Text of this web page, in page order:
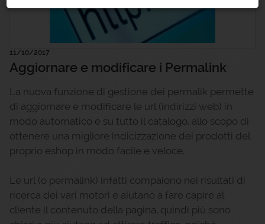
11/10/2017
Aggiornare e modificare i Permalink
La nuova funzione di gestione dei permalik permette
di aggiornare e modificare le url (indirizzi web) in
modo automatico e su tutto il catalogo, allo scopo di
ottenere una migliore indicizzazione dei prodotti del
proprio eshop in modo facile e veloce.
Le url (o permalink) infatti compaiono nei risultati di
ricerca dei vari motori e aiutano a fare capire al
cliente il contenuto della pagina, quindi più sono